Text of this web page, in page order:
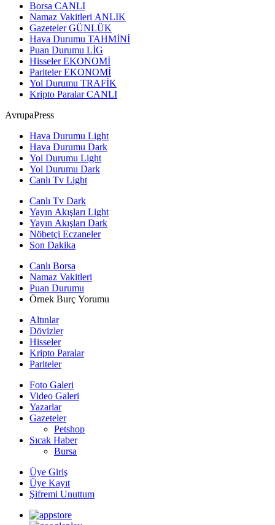
Borsa CANLI
Namaz Vakitleri ANLIK
GazetelerGÜNLÜK
Hava Durumu TAHMİNİ
Puan Durumu LİG
HisselerEKONOMİ
ParitelerEKONOMİ
Yol Durumu TRAFİK
Kripto ParalarCANLI
AvrupaPress
Hava Durumu Light
Hava Durumu Dark
Yol Durumu Light
Yol Durumu Dark
Canlı Tv Light
Canlı Tv Dark
Yayın Akışları Light
Yayın Akışları Dark
Nöbetçi Eczaneler
Son Dakika
Canlı Borsa
Namaz Vakitleri
Puan Durumu
Örnek Burç Yorumu
Altınlar
Dövizler
Hisseler
Kripto Paralar
Pariteler
Foto Galeri
Video Galeri
Yazarlar
Gazeteler
Petshop
Sıcak Haber
Bursa
Üye Giriş
Üye Kayıt
Şifremi Unuttum